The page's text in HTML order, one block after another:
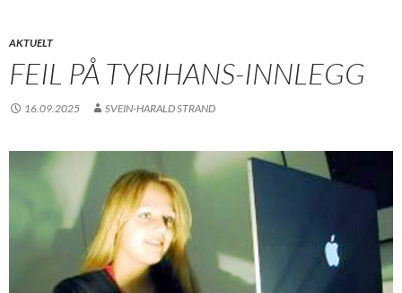
AKTUELT
FEIL PÅ TYRIHANS-INNLEGG
16.09.2025 SVEIN-HARALD STRAND